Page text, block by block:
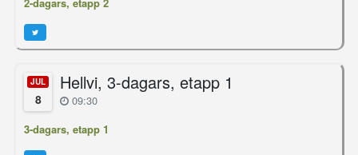
JUL
8
Hellvi, 3-dagars, etapp 1
09:30
3-dagars, etapp 1